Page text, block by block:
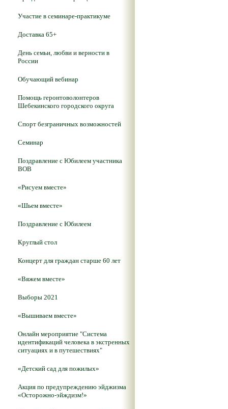
Участие в семинаре-практикуме
Доставка 65+
День семьи, любви и верности в
России
Обучающий вебинар
Помощь геронтоволонтеров
Шебекинского городского округа
Спорт безграничных возможностей
Семинар
Поздравление с Юбилеем участника
ВОВ
«Рисуем вместе»
«Шьем вместе»
Поздравление с Юбилеем
Круглый стол
Концерт для граждан старше 60 лет
«Вяжем вместе»
Выборы 2021
«Вышиваем вместе»
Онлайн мероприятие "Система
идентификаций человека в экстренных
ситуациях и в путешествиях"
«Детский сад для пожилых»
Акция по предупреждению эйджизма
«Осторожно-эйждизм!»